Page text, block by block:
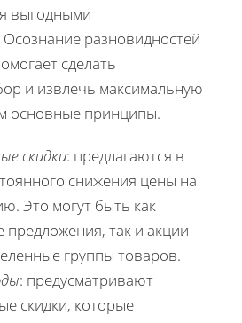
выгодными
разновидностей
сделать
и извлечь максимальную
основные принципы.
скидки: предлагаются в
снижения цены на
Это могут быть как
предложения, так и акции
группы товаров.
: предусматривают
скидки, которые